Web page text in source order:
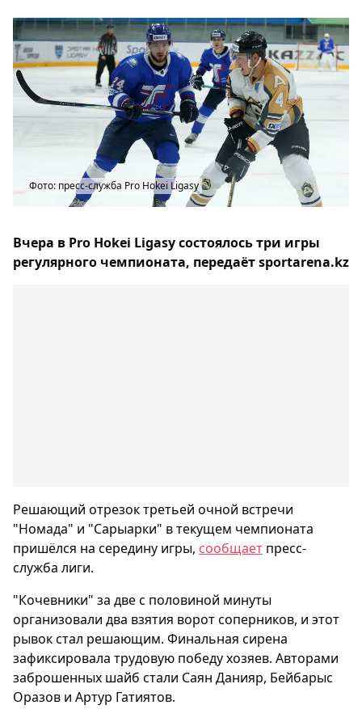
Фото: пресс-служба Pro Hokei Ligasy
Вчера в Pro Hokei Ligasy состоялось три игры
регулярного чемпионата, передаёт sportarena.kz
Решающий отрезок третьей очной встречи
"Номада" и "Сарыарки" в текущем чемпионата
пришёлся на середину игры, сообщает пресс-
служба лиги.
"Кочевники" за две с половиной минуты
организовали два взятия ворот соперников, и этот
рывок стал решающим. Финальная сирена
зафиксировала трудовую победу хозяев. Авторами
заброшенных шайб стали Саян Данияр, Бейбарыс
Оразов и Артур Гатиятов.